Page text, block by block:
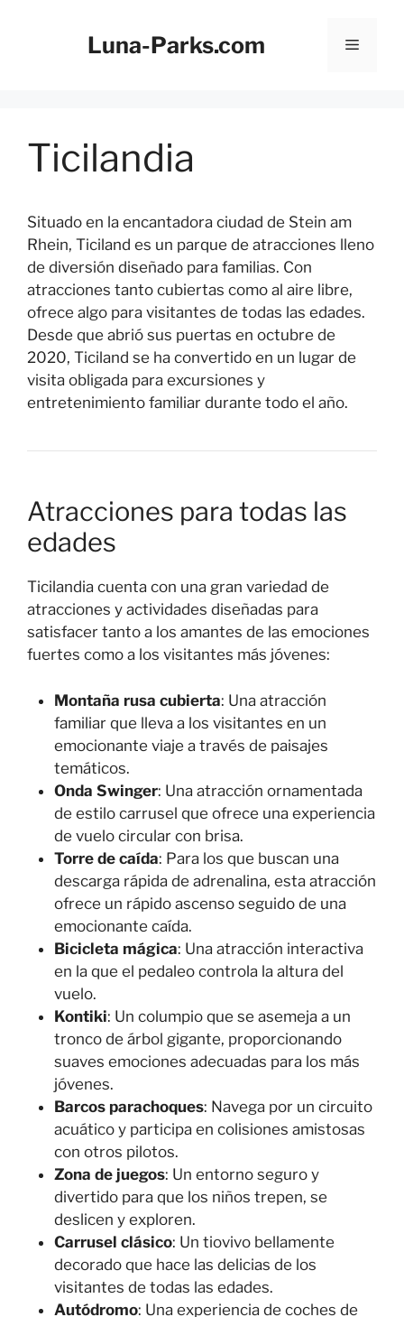
Luna-Parks.com Menú
Ticilandia
Situado en la encantadora ciudad de Stein am
Rhein, Ticiland es un parque de atracciones lleno
de diversión diseñado para familias. Con
atracciones tanto cubiertas como al aire libre,
ofrece algo para visitantes de todas las edades.
Desde que abrió sus puertas en octubre de
2020, Ticiland se ha convertido en un lugar de
visita obligada para excursiones y
entretenimiento familiar durante todo el año.
Atracciones para todas las
edades
Ticilandia cuenta con una gran variedad de
atracciones y actividades diseñadas para
satisfacer tanto a los amantes de las emociones
fuertes como a los visitantes más jóvenes:
Montaña rusa cubierta: Una atracción
familiar que lleva a los visitantes en un
emocionante viaje a través de paisajes
temáticos.
Onda Swinger: Una atracción ornamentada
de estilo carrusel que ofrece una experiencia
de vuelo circular con brisa.
Torre de caída: Para los que buscan una
descarga rápida de adrenalina, esta atracción
ofrece un rápido ascenso seguido de una
emocionante caída.
Bicicleta mágica: Una atracción interactiva
en la que el pedaleo controla la altura del
vuelo.
Kontiki: Un columpio que se asemeja a un
tronco de árbol gigante, proporcionando
suaves emociones adecuadas para los más
jóvenes.
Barcos parachoques: Navega por un circuito
acuático y participa en colisiones amistosas
con otros pilotos.
Zona de juegos: Un entorno seguro y
divertido para que los niños trepen, se
deslicen y exploren.
Carrusel clásico: Un tiovivo bellamente
decorado que hace las delicias de los
visitantes de todas las edades.
Autódromo: Una experiencia de coches de